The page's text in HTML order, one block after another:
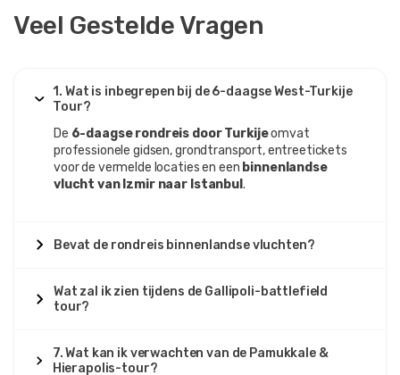
Veel Gestelde Vragen
1. Wat is inbegrepen bij de 6-daagse West-Turkije
Tour?
De 6-daagse rondreis door Turkijeomvat
professionele gidsen, grondtransport, entreetickets
voor de vermelde locaties en een binnenlandse
vlucht van Izmir naar Istanbul .
Bevat de rondreis binnenlandse vluchten?
Wat zal ik zien tijdens de Gallipoli-battlefield
tour?
7. Wat kan ik verwachten van de Pamukkale &
Hierapolis-tour?